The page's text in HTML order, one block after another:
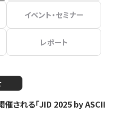
イベント・セミナー
レポート
催される「JID 2025 by ASCII